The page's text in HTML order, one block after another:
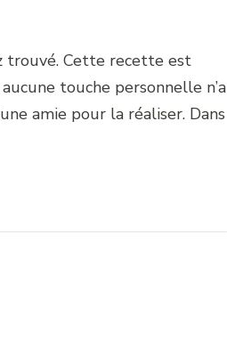
trouvé. Cette recette est
touche personnelle n’a
amie pour la réaliser. Dans